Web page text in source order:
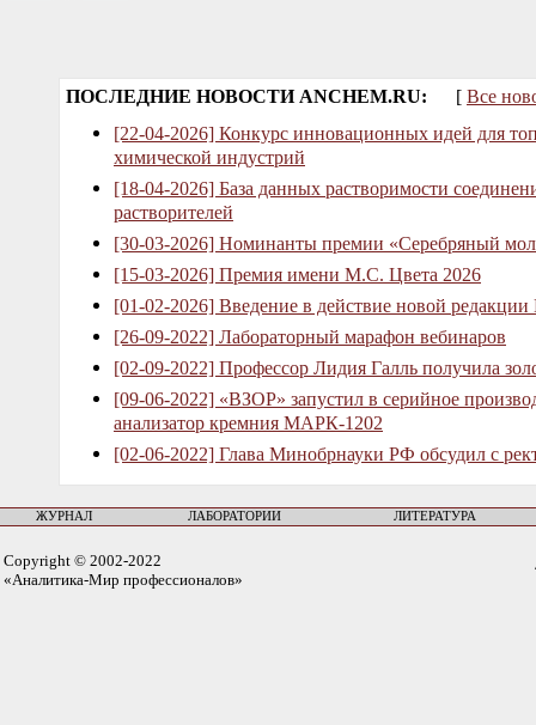
ПОСЛЕДНИЕ НОВОСТИ ANCHEM.RU: [ Все
[22-04-2026] Конкурс инновационных идей для
химической индустрий
[18-04-2026] База данных растворимости
растворителей
[30-03-2026] Номинанты премии «Серебряный
[15-03-2026] Премия имени М.С. Цвета 2026
[01-02-2026] Введение в действие новой
[26-09-2022] Лабораторный марафон вебинаров
[02-09-2022] Профессор Лидия Галль получила
[09-06-2022] «ВЗОР» запустил в серийное
анализатор кремния МАРК-1202
[02-06-2022] Глава Минобрнауки РФ обсудил с
ЖУРНАЛ ЛАБОРАТОРИИ ЛИТЕРАТУРА
Copyright © 2002-2022
«Аналитика-Мир профессионалов»